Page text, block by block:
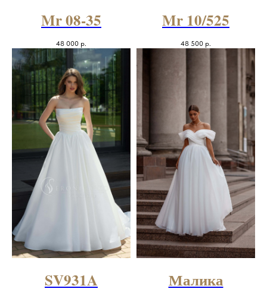
Mr 08-35
48 000 р.
Mr 10/525
48 500 р.
SV931A Малика